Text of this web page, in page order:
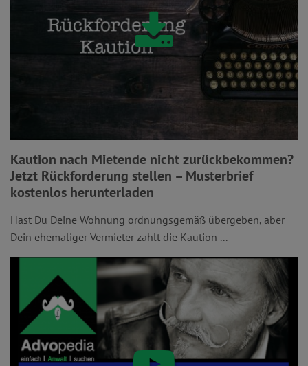
Kaution nach Mietende nicht zurückbekommen?
Jetzt Rückforderung stellen – Musterbrief
kostenlos herunterladen
Hast Du Deine Wohnung ordnungsgemäß übergeben, aber
Dein ehemaliger Vermieter zahlt die Kaution ...